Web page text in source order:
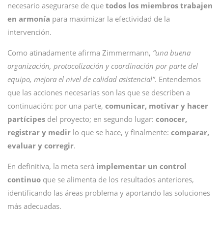
necesario asegurarse de que todos los miembros trabajen
en armonía para maximizar la efectividad de la
intervención.
Como atinadamente afirma Zimmermann, “una buena
organización, protocolización y coordinación por parte del
equipo, mejora el nivel de calidad asistencial”. Entendemos
que las acciones necesarias son las que se describen a
continuación: por una parte, comunicar, motivar y hacer
partícipes del proyecto; en segundo lugar: conocer,
registrar y medir lo que se hace, y finalmente: comparar,
evaluar y corregir.
En definitiva, la meta será implementar un control
continuo que se alimenta de los resultados anteriores,
identificando las áreas problema y aportando las soluciones
más adecuadas.